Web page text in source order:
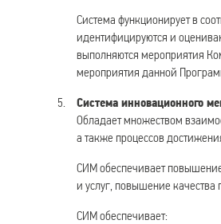
Система функционирует в
идентифицируются и
выполняются мероприятия
мероприятия данной
Система инновационного
Обладает множеством
а также процессов
СИМ обеспечивает
и услуг, повышение
СИМ обеспечивает: